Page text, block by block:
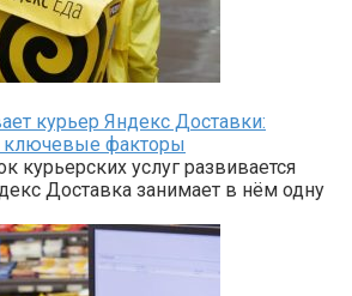
курьер Яндекс Доставки:
факторы
услуг развивается
Доставка занимает в нём одну